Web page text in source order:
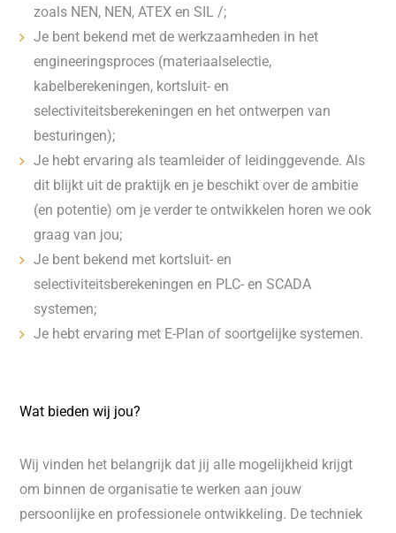
zoals NEN, NEN, ATEX en SIL /;
Je bent bekend met de werkzaamheden in het
engineeringsproces (materiaalselectie,
kabelberekeningen, kortsluit- en
selectiviteitsberekeningen en het ontwerpen van
besturingen);
Je hebt ervaring als teamleider of leidinggevende. Als
dit blijkt uit de praktijk en je beschikt over de ambitie
(en potentie) om je verder te ontwikkelen horen we ook
graag van jou;
Je bent bekend met kortsluit- en
selectiviteitsberekeningen en PLC- en SCADA
systemen;
Je hebt ervaring met E-Plan of soortgelijke systemen.
Wat bieden wij jou?
Wij vinden het belangrijk dat jij alle mogelijkheid krijgt
om binnen de organisatie te werken aan jouw
persoonlijke en professionele ontwikkeling. De techniek